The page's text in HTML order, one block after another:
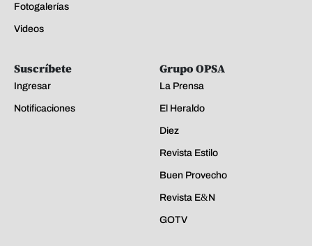
Fotogalerías
Videos
Suscríbete
Ingresar
Notificaciones
Grupo OPSA
La Prensa
El Heraldo
Diez
Revista Estilo
Buen Provecho
Revista E&N
GOTV